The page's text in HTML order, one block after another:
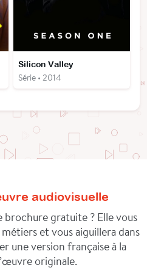
Silicon Valley
Série • 2014
audiovisuelle
gratuite ? Elle vous
et vous aiguillera dans
une version française à la
originale.